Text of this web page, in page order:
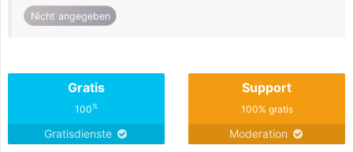
Nicht angegeben
Gratis
100%
Gratisdienste
Support
100% gratis
Moderation